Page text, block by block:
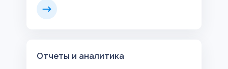
Отчеты и аналитика